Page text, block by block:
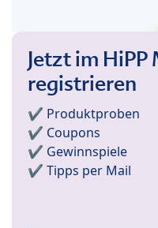
Jetzt im
registrieren
✔️ Produktproben
✔️ Coupons
✔️ Gewinnspiele
✔️ Tipps per Mail